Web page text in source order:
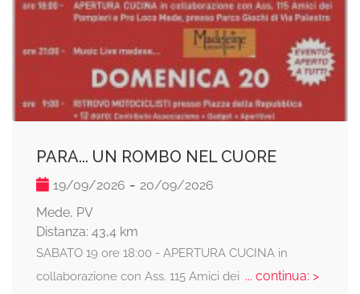
PARA... UN ROMBO NEL CUORE
19/09/2026 - 20/09/2026
Mede, PV
Distanza: 43,4 km
SABATO 19 ore 18:00 - APERTURA CUCINA in
collaborazione con Ass. 115 Amici dei ... continua: >